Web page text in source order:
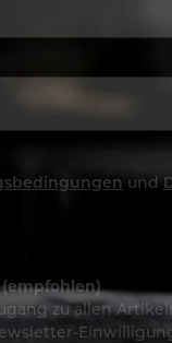
und
zu allen